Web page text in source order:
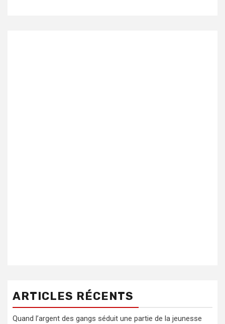
ARTICLES RÉCENTS
Quand l’argent des gangs séduit une partie de la jeunesse